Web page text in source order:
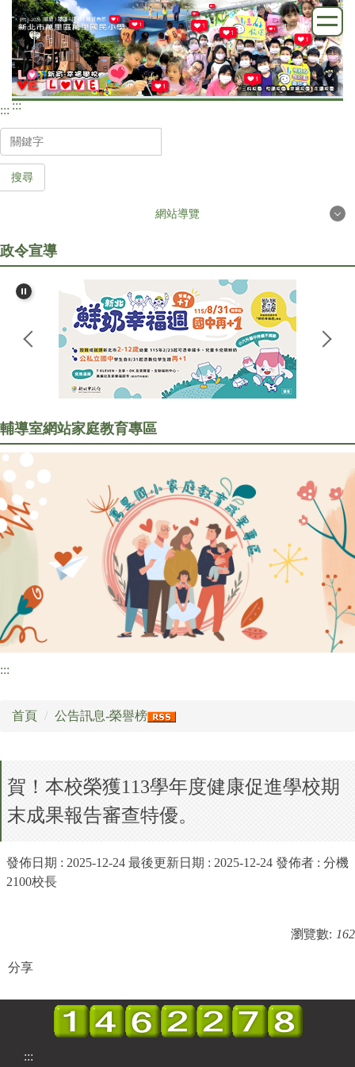
跳
到
主
要
內
容
區
:::
:::
搜尋
網站導覽
學校簡介
行政處室
訊息公告
研習訊息
圖書資訊
校園食材登錄平臺
檔案下載
打詐專區
校外人士協助教學或活動專區
公職人員利益衝突迴避專區
政令宣導
輔導室網站家庭教育專區
:::
首頁 公告訊息-榮譽榜
賀！本校榮獲113學年度健康促進學校期
末成果報告審查特優。
發佈日期 : 2025-12-24 最後更新日期 : 2025-12-24 發佈者 : 分機
2100校長
瀏覽數: 162
分享
:::